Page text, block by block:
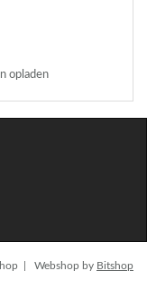
opladen
| Webshop by Bitshop